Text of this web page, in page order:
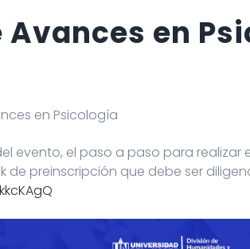
Avances en
en Psicología
evento, el paso a paso para realizar
de preinscripción que debe ser